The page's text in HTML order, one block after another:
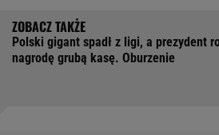
Polski gigant spadł z ligi, a prezydent
nagrodę grubą kasę. Oburzenie